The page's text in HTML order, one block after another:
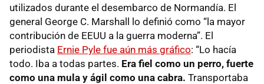
utilizados durante el desembarco de Normandía. El
general George C. Marshall lo definió como “la mayor
contribución de EEUU a la guerra moderna”. El
periodista Ernie Pyle fue aún más gráfico: “Lo hacía
todo. Iba a todas partes. Era fiel como un perro, fuerte
como una mula y ágil como una cabra. Transportaba